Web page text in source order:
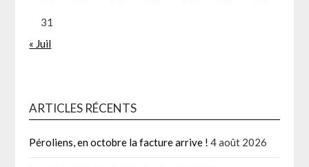
31
« Juil
ARTICLES RÉCENTS
Péroliens, en octobre la facture arrive ! 4 août 2026